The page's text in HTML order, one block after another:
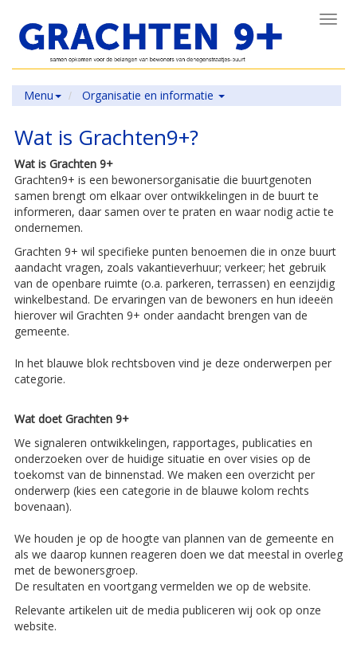
Menu Organisatie en informatie
Wat is Grachten9+?
Wat is Grachten 9+
Grachten9+ is een bewonersorganisatie die buurtgenoten
samen brengt om elkaar over ontwikkelingen in de buurt te
informeren, daar samen over te praten en waar nodig actie te
ondernemen.
Grachten 9+ wil specifieke punten benoemen die in onze buurt
aandacht vragen, zoals vakantieverhuur; verkeer; het gebruik
van de openbare ruimte (o.a. parkeren, terrassen) en eenzijdig
winkelbestand. De ervaringen van de bewoners en hun ideeën
hierover wil Grachten 9+ onder aandacht brengen van de
gemeente.
In het blauwe blok rechtsboven vind je deze onderwerpen per
categorie.
Wat doet Grachten 9+
We signaleren ontwikkelingen, rapportages, publicaties en
onderzoeken over de huidige situatie en over visies op de
toekomst van de binnenstad. We maken een overzicht per
onderwerp (kies een categorie in de blauwe kolom rechts
bovenaan).
We houden je op de hoogte van plannen van de gemeente en
als we daarop kunnen reageren doen we dat meestal in overleg
met de bewonersgroep.
De resultaten en voortgang vermelden we op de website.
Relevante artikelen uit de media publiceren wij ook op onze
website.